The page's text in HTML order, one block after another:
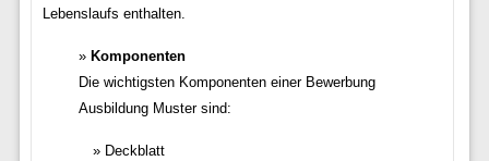
Lebenslaufs enthalten.
Komponenten
Die wichtigsten Komponenten einer Bewerbung
Ausbildung Muster sind:
Deckblatt